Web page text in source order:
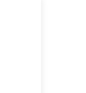
vandet.